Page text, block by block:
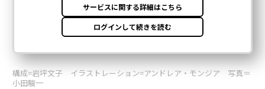
構成=岩坪文子 イラストレーション=アンドレア・モンジア 写真＝
小田駿一